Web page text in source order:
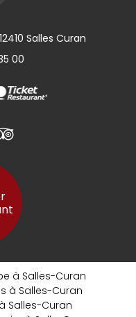
Salles Curan
00
à Salles-Curan
à Salles-Curan
Salles-Curan